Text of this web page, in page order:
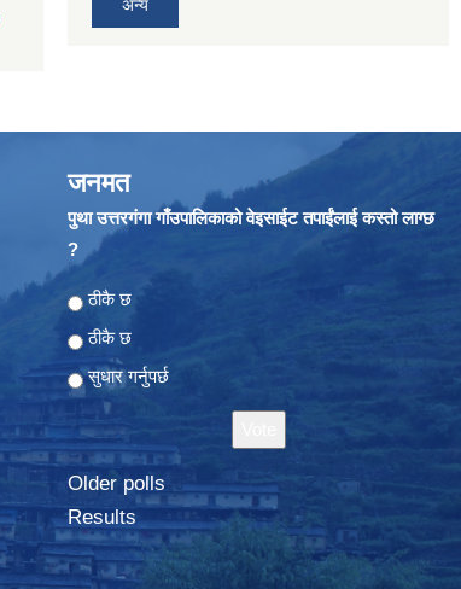
अन्य
जनमत
पुथा उत्तरगंगा गाँउपालिकाको वेइसाईट तपाईंलाई कस्तो लाग्छ
?
Choices
ठीकै छ
ठीकै छ
सुधार गर्नुपर्छ
Older polls
Results